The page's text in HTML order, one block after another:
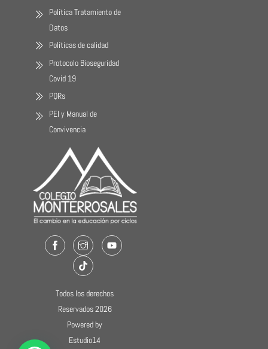
Política Tratamiento de
Datos
Políticas de calidad
Protocolo Bioseguridad
Covid 19
PQRs
PEI y Manual de
Convivencia
FacebookInstagramYoutube
TikTok
Todos los derechos
Reservados 2026
Powered by
Estudio14